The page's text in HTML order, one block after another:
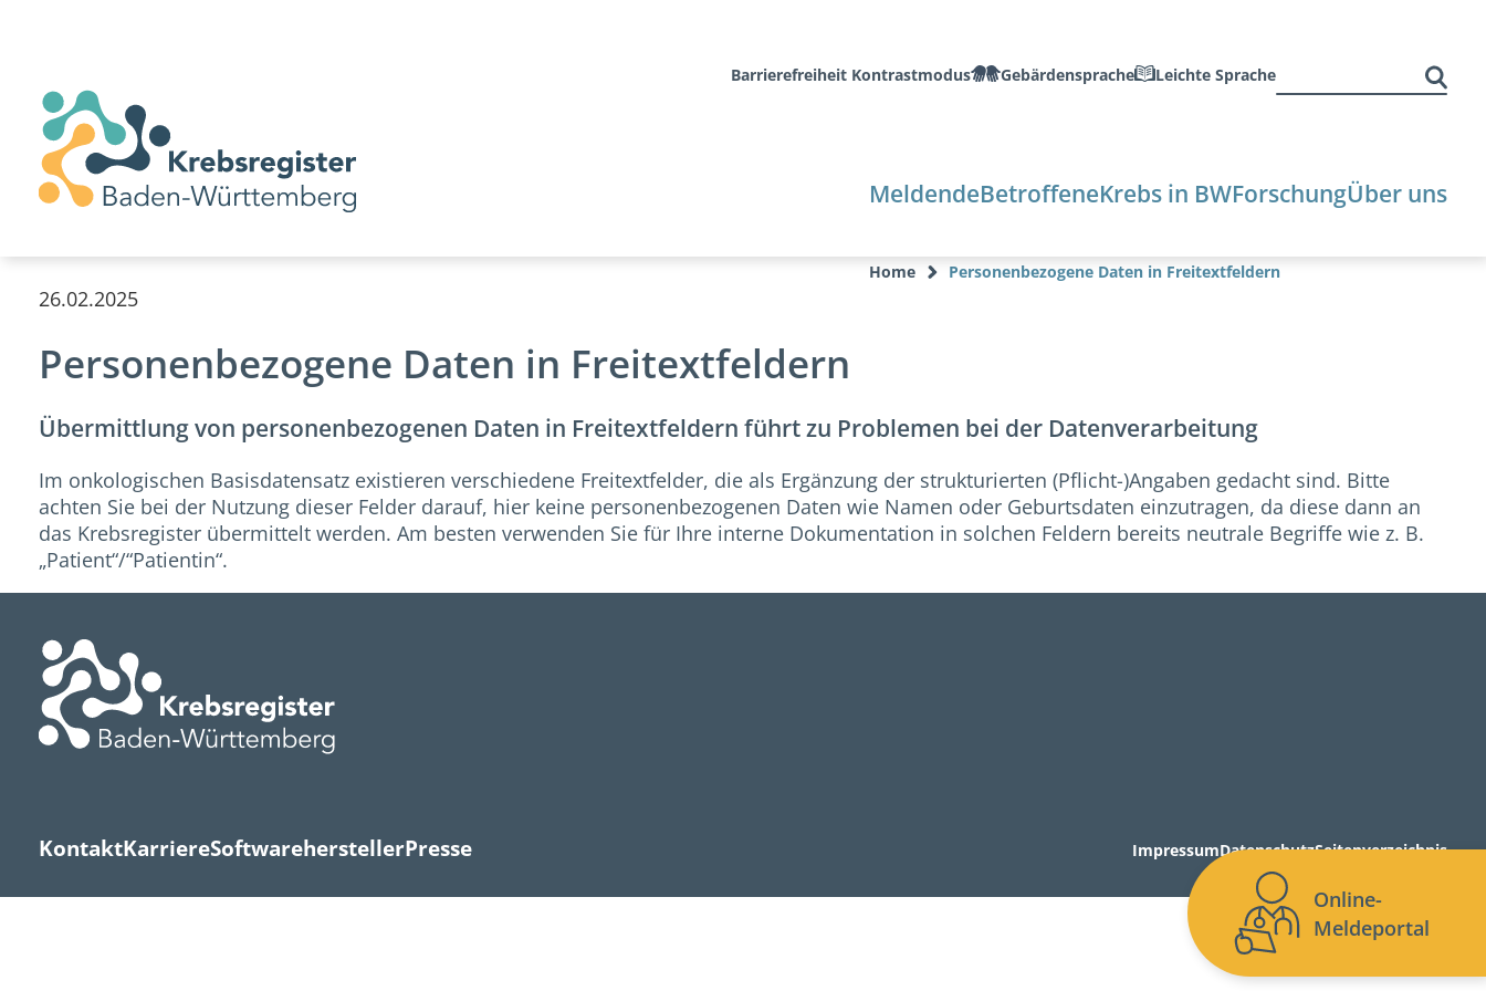
Barrierefreiheit Kontrastmodus Gebärdensprache Leichte SpracheSuchen
nach:
MeldendeBetroffeneKrebs in BWForschungÜber uns
Home Personenbezogene Daten in Freitextfeldern
26.02.2025
Personenbezogene Daten in Freitextfeldern
Übermittlung von personenbezogenen Daten in Freitextfeldern führt zu Problemen bei der Datenverarbeitung
Im onkologischen Basisdatensatz existieren verschiedene Freitextfelder, die als Ergänzung der strukturierten (Pflicht-)Angaben gedacht sind. Bitte
achten Sie bei der Nutzung dieser Felder darauf, hier keine personenbezogenen Daten wie Namen oder Geburtsdaten einzutragen, da diese dann an
das Krebsregister übermittelt werden. Am besten verwenden Sie für Ihre interne Dokumentation in solchen Feldern bereits neutrale Begriffe wie z. B.
„Patient“/“Patientin“.
Online-
Meldeportal
KontaktKarriereSoftwareherstellerPresse ImpressumDatenschutzSeitenverzeichnis